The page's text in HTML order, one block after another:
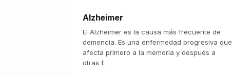
Alzheimer
El Alzheimer es la causa más frecuente de
demencia. Es una enfermedad progresiva que
afecta primero a la memoria y después a
otras f…